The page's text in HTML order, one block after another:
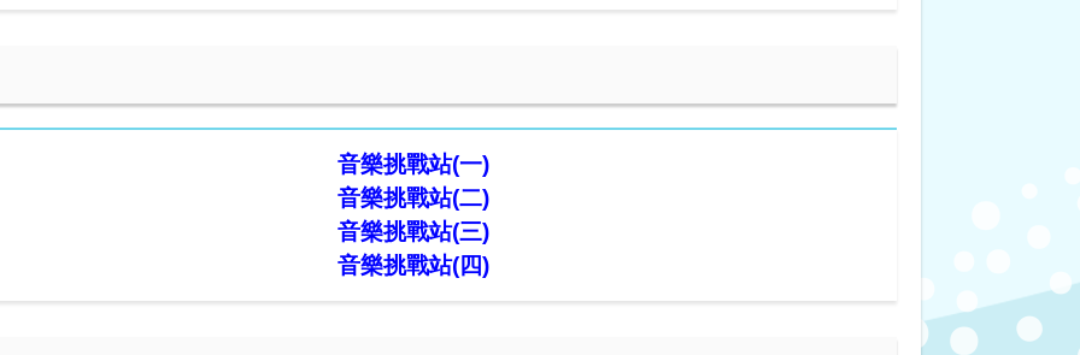
音樂挑戰站(一)
音樂挑戰站(二)
音樂挑戰站(三)
音樂挑戰站(四)